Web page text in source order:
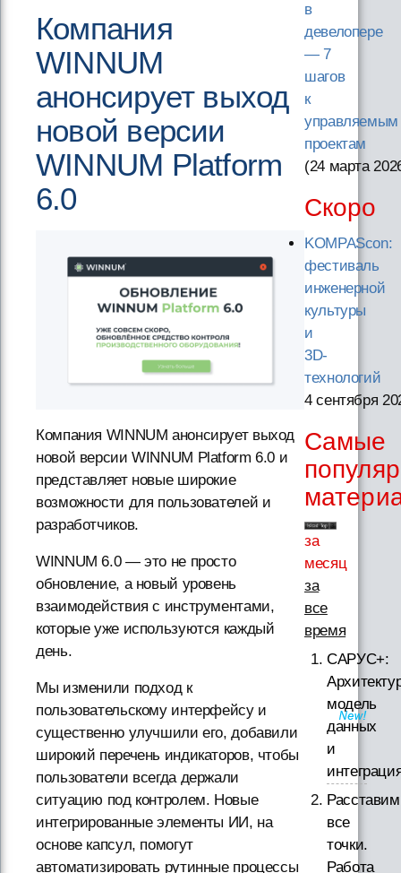
Компания
WINNUM
анонсирует выход
новой версии
WINNUM Platform
6.0
Компания WINNUM анонсирует выход
новой версии WINNUM Platform 6.0 и
представляет новые широкие
возможности для пользователей и
разработчиков.
WINNUM 6.0 — это не просто
обновление, а новый уровень
взаимодействия с инструментами,
которые уже используются каждый
день.
Мы изменили подход к
пользовательскому интерфейсу и
существенно улучшили его, добавили
широкий перечень индикаторов, чтобы
пользователи всегда держали
ситуацию под контролем. Новые
интегрированные элементы ИИ, на
основе капсул, помогут
автоматизировать рутинные процессы
в
девелопере
— 7
шагов
к
управляемым
проектам
(24 марта
Скоро
KOMPAScon:
фестиваль
инженерной
культуры
и
3D-
технологий
4 сентября
Самые
за
месяц
за
все
время
САРУС+:
модель
данных
и
Расставим
все
точки.
Работа